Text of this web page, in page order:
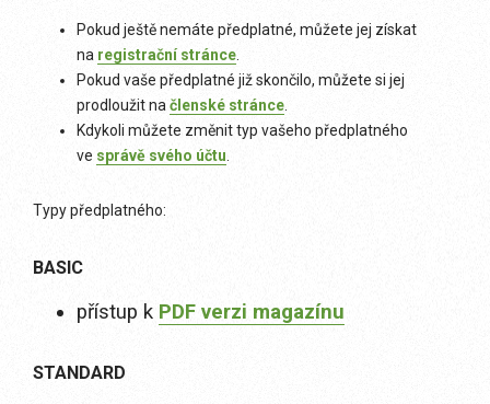
Pokud ještě nemáte předplatné, můžete jej získat
na registrační stránce
Pokud vaše předplatné již skončilo, můžete si jej
prodloužit na členské stránce
Kdykoli můžete změnit typ vašeho předplatného
ve správě svého účtu
Typy předplatného:
BASIC
přístup k PDF verzi magazínu
STANDARD